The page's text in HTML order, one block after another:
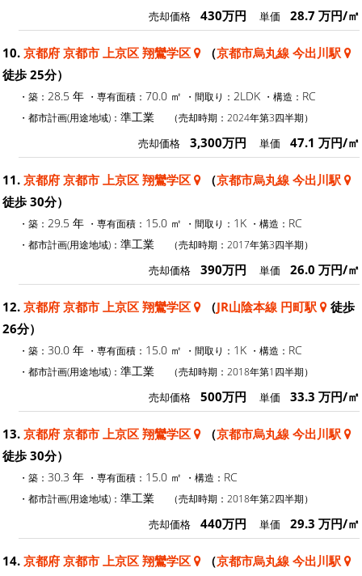
売却価格 430万円 単価 28.7 万円/㎡
10. 京都府 京都市 上京区 翔鸞学区 （京都市烏丸線 今出川駅
徒歩 25分）
・築： 28.5 年 ・専有面積： 70.0 ㎡ ・間取り： 2LDK ・構造： RC
・都市計画(用途地域)： 準工業 （売却時期：2024年第3四半期）
売却価格 3,300万円 単価 47.1 万円/㎡
11. 京都府 京都市 上京区 翔鸞学区 （京都市烏丸線 今出川駅
徒歩 30分）
・築： 29.5 年 ・専有面積： 15.0 ㎡ ・間取り： 1K ・構造： RC
・都市計画(用途地域)： 準工業 （売却時期：2017年第3四半期）
売却価格 390万円 単価 26.0 万円/㎡
12. 京都府 京都市 上京区 翔鸞学区 （JR山陰本線 円町駅
徒歩
26分）
・築： 30.0 年 ・専有面積： 15.0 ㎡ ・間取り： 1K ・構造： RC
・都市計画(用途地域)： 準工業 （売却時期：2018年第1四半期）
売却価格 500万円 単価 33.3 万円/㎡
13. 京都府 京都市 上京区 翔鸞学区 （京都市烏丸線 今出川駅
徒歩 30分）
・築： 30.3 年 ・専有面積： 15.0 ㎡ ・構造： RC
・都市計画(用途地域)： 準工業 （売却時期：2018年第2四半期）
売却価格 440万円 単価 29.3 万円/㎡
14. 京都府 京都市 上京区 翔鸞学区 （京都市烏丸線 今出川駅